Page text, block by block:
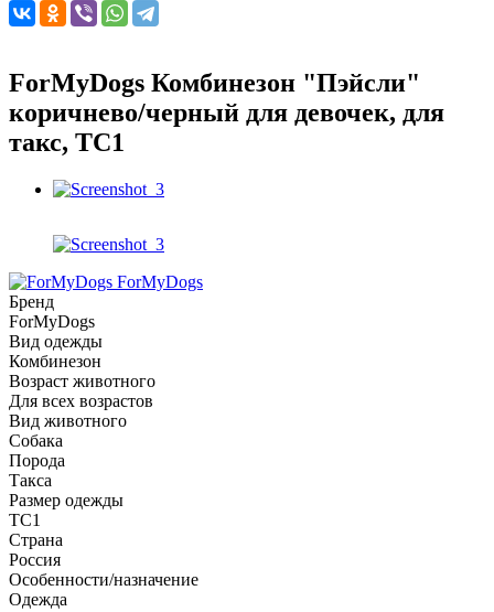
ForMyDogs Комбинезон "Пэйсли"
коричнево/черный для девочек, для
такс, TC1
ForMyDogs
Бренд
ForMyDogs
Вид одежды
Комбинезон
Возраст животного
Для всех возрастов
Вид животного
Собака
Порода
Такса
Размер одежды
TC1
Страна
Россия
Особенности/назначение
Одежда